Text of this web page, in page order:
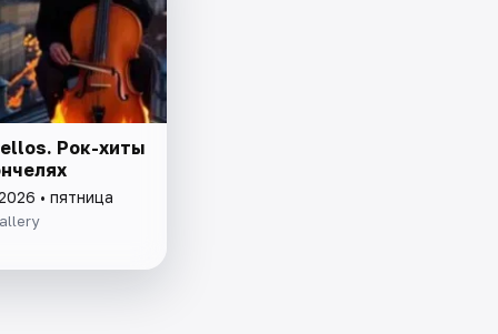
Рок-хиты
• пятница